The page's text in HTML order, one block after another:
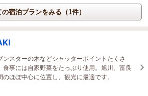
宿泊プランをみる（1件）
ンスターの木などシャッターポイントたくさ
食事には自家野菜をたっぷり使用。旭川、富良
のほぼ中心に位置し、観光に最適です。